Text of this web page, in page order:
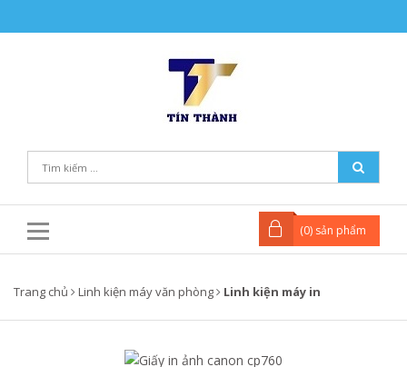
(0) sản phẩm
Trang chủ Linh kiện máy văn phòng Linh kiện máy in